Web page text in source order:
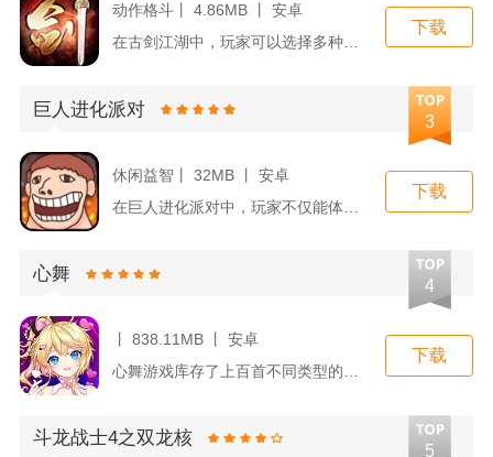
动作格斗丨 4.86MB 丨 安卓
在古剑江湖中，玩家可以选择多种角色身份，每种身份都拥有独特的...
下载
巨人进化派对
3
休闲益智丨 32MB 丨 安卓
在巨人进化派对中，玩家不仅能体验到收集与养成的乐趣，还能在进...
下载
心舞
4
丨 838.11MB 丨 安卓
下载
斗龙战士4之双龙核
5